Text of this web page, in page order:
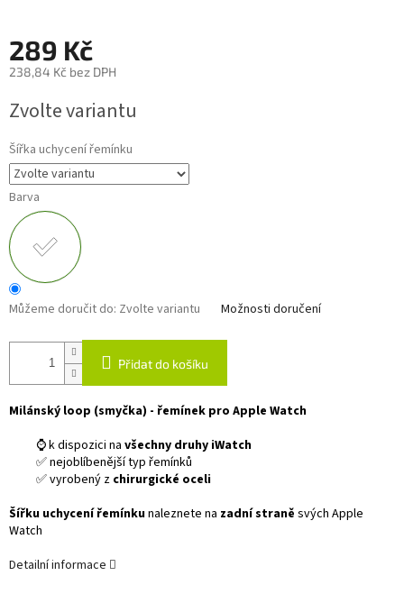
289 Kč
238,84 Kč bez DPH
cena:
Zvolte variantu
Šířka uchycení řemínku
Barva
Můžeme doručit do: Zvolte variantu Možnosti doručení
Přidat do košíku
Milánský loop (smyčka) - řemínek pro Apple Watch
⌚ k dispozici na všechny druhy iWatch
✅ nejoblíbenější typ řemínků
✅ vyrobený z chirurgické oceli
Šířku uchycení řemínkunaleznete na zadní straně svých Apple
Watch
Detailní informace